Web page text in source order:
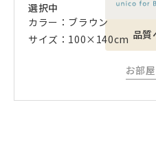
品質
選択中
カラー：ブラウン
サイズ：100×140cm
お部